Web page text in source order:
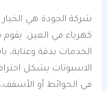
شركة الجودة هي الخيار
كهرباء في العين.
الخدمات بدقة وعناية،
الاسبوتات بشكل
في الحوائط أو الأسقف،